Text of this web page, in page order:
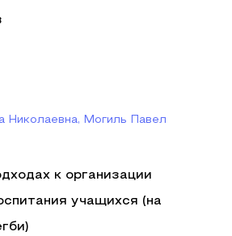
Николаевна, Могиль Павел
к организации
учащихся (на